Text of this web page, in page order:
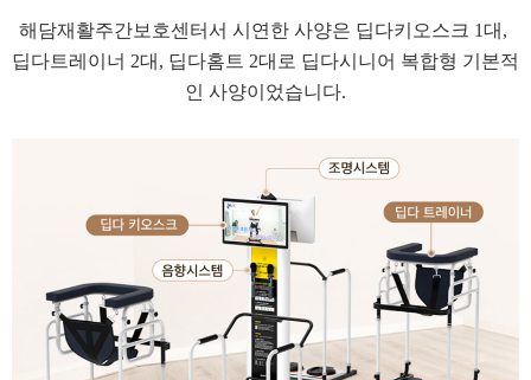
해담재활주간보호센터서 시연한 사양은 딥다키오스크 1대,
딥다트레이너 2대, 딥다홈트 2대로 딥다시니어 복합형 기본적
인 사양이었습니다.